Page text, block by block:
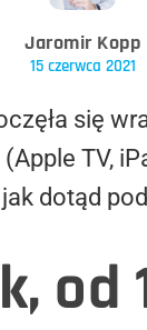
Jaromir Kopp
15 czerwca 2021
się
TV,
dotąd